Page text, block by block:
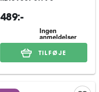
489:-
TILFØJE